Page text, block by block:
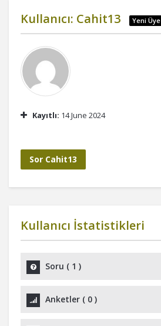
Kullanıcı: Cahit13 Yeni Üye
Kayıtlı: 14 June 2024
Sor Cahit13
Kullanıcı İstatistikleri
Soru ( 1 )
Anketler ( 0 )